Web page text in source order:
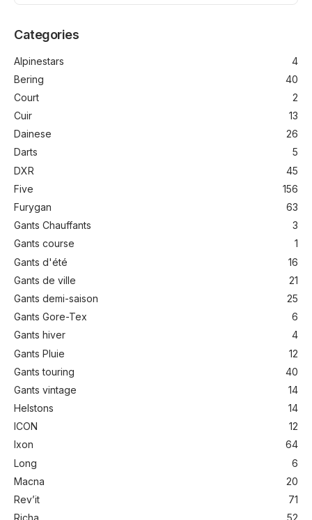
Categories
Alpinestars
4
Bering
40
Court
2
Cuir
13
Dainese
26
Darts
5
DXR
45
Five
156
Furygan
63
Gants Chauffants
3
Gants course
1
Gants d'été
16
Gants de ville
21
Gants demi-saison
25
Gants Gore-Tex
6
Gants hiver
4
Gants Pluie
12
Gants touring
40
Gants vintage
14
Helstons
14
ICON
12
Ixon
64
Long
6
Macna
20
Rev’it
71